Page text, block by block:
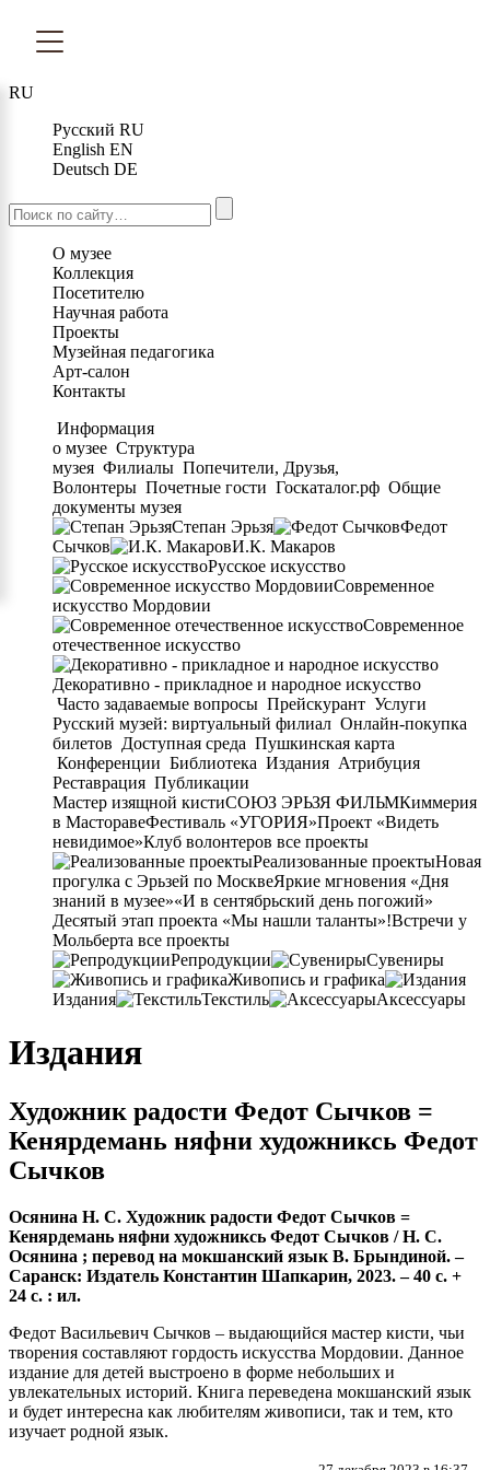
RU
Русский RU
English EN
Deutsch DE
О музее
Коллекция
Посетителю
Научная работа
Проекты
Музейная педагогика
Арт-салон
Контакты
Информация
о музее Структура
музея Филиалы Попечители, Друзья,
Волонтеры Почетные гости Госкаталог.рф Общие
документы музея
Степан Эрьзя
Федот
Сычков
И.К. Макаров
Русское искусство
Современное
искусство Мордовии
Современное
отечественное искусство
Декоративно - прикладное и народное искусство
Часто задаваемые вопросы Прейскурант Услуги
Русский музей: виртуальный филиал Онлайн-покупка
билетов Доступная среда Пушкинская карта
Конференции Библиотека Издания Атрибуция
Реставрация Публикации
Мастер изящной кистиСОЮЗ ЭРЬЗЯ ФИЛЬМКиммерия
в МасторавеФестиваль «УГОРИЯ»Проект «Видеть
невидимое»Клуб волонтеров все проекты
Реализованные проектыНовая
прогулка с Эрьзей по МосквеЯркие мгновения «Дня
знаний в музее»«И в сентябрьский день погожий»
Десятый этап проекта «Мы нашли таланты»!Встречи у
Мольберта все проекты
Репродукции
Сувениры
Живопись и графика
Издания
Текстиль Аксессуары
Издания
Художник радости Федот Сычков =
Кенярдемань няфни художниксь Федот
Сычков
Осянина Н. С. Художник радости Федот Сычков =
Кенярдемань няфни художниксь Федот Сычков / Н. С.
Осянина ; перевод на мокшанский язык В. Брындиной. –
Саранск: Издатель Константин Шапкарин, 2023. – 40 с. +
24 с. : ил.
Федот Васильевич Сычков – выдающийся мастер кисти, чьи
творения составляют гордость искусства Мордовии. Данное
издание для детей выстроено в форме небольших и
увлекательных историй. Книга переведена мокшанский язык
и будет интересна как любителям живописи, так и тем, кто
изучает родной язык.